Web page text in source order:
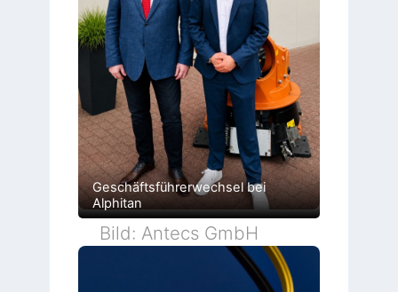
Geschäftsführerwechsel bei
Alphitan
Bild: Antecs GmbH